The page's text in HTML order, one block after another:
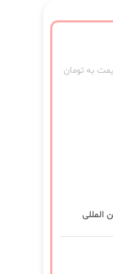
به تومان
المللی